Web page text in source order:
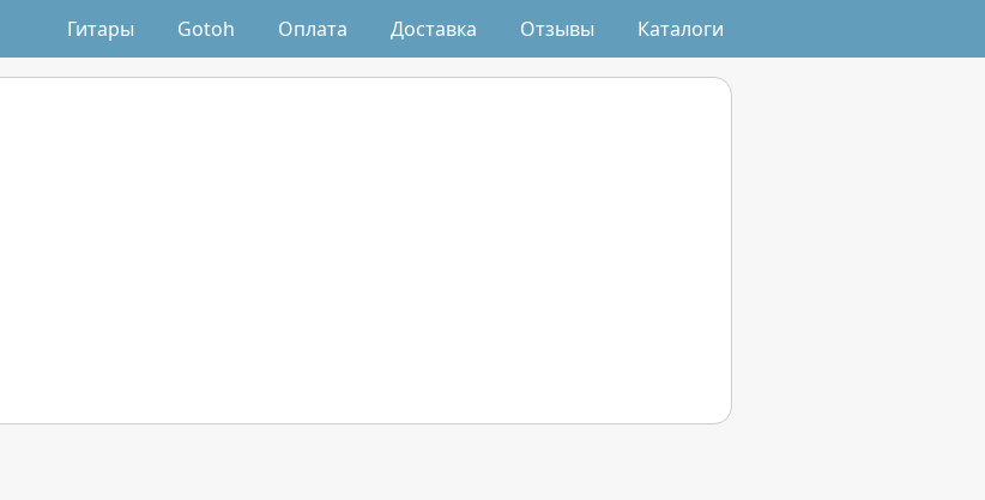
Гитары Gotoh Оплата Доставка Отзывы Каталоги